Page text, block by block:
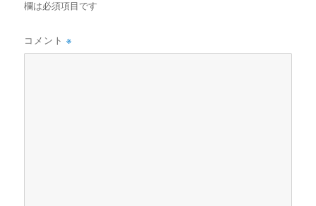
欄は必須項目です
コメント※